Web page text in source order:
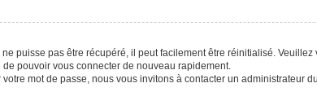
puisse pas être récupéré, il peut facilement être réinitialisé.
pouvoir vous connecter de nouveau rapidement.
mot de passe, nous vous invitons à contacter un administrateur